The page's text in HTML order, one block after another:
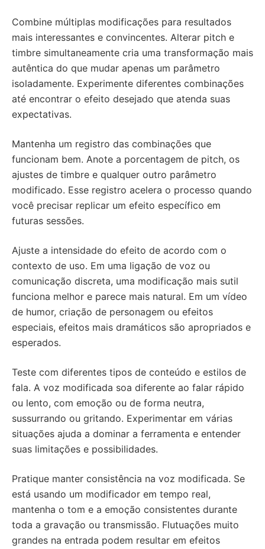
Combine múltiplas modificações para resultados
mais interessantes e convincentes. Alterar pitch e
timbre simultaneamente cria uma transformação mais
autêntica do que mudar apenas um parâmetro
isoladamente. Experimente diferentes combinações
até encontrar o efeito desejado que atenda suas
expectativas.
Mantenha um registro das combinações que
funcionam bem. Anote a porcentagem de pitch, os
ajustes de timbre e qualquer outro parâmetro
modificado. Esse registro acelera o processo quando
você precisar replicar um efeito específico em
futuras sessões.
Ajuste a intensidade do efeito de acordo com o
contexto de uso. Em uma ligação de voz ou
comunicação discreta, uma modificação mais sutil
funciona melhor e parece mais natural. Em um vídeo
de humor, criação de personagem ou efeitos
especiais, efeitos mais dramáticos são apropriados e
esperados.
Teste com diferentes tipos de conteúdo e estilos de
fala. A voz modificada soa diferente ao falar rápido
ou lento, com emoção ou de forma neutra,
sussurrando ou gritando. Experimentar em várias
situações ajuda a dominar a ferramenta e entender
suas limitações e possibilidades.
Pratique manter consistência na voz modificada. Se
está usando um modificador em tempo real,
mantenha o tom e a emoção consistentes durante
toda a gravação ou transmissão. Flutuações muito
grandes na entrada podem resultar em efeitos